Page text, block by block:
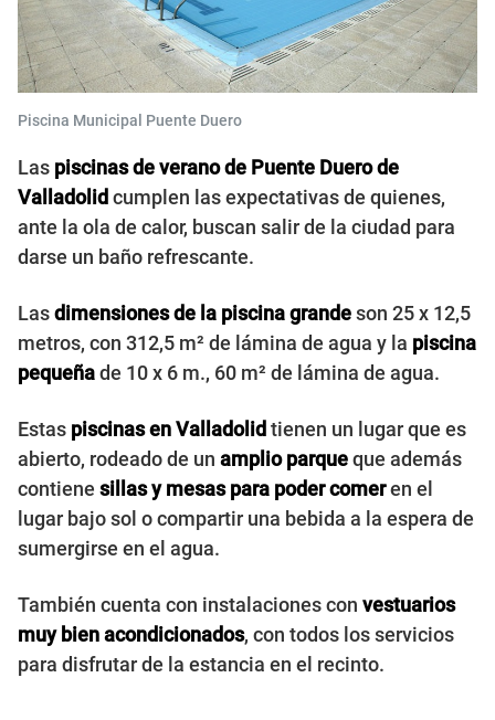
Piscina Municipal Puente Duero
Las piscinas de veranode Puente Duero de
Valladolid cumplen las expectativas de quienes,
ante la ola de calor, buscan salir de la ciudad para
darse un baño refrescante.
Lasdimensiones de la piscina grandeson 25 x 12,5
metros, con 312,5 m² de lámina de agua y la piscina
pequeñade 10 x 6 m., 60 m² de lámina de agua.
Estas piscinas en Valladolid tienen un lugar que es
abierto, rodeado de un amplio parqueque además
contiene sillas y mesas para poder comeren el
lugar bajo sol o compartir una bebida a la espera de
sumergirse en el agua.
También cuenta con instalaciones con vestuarios
muy bien acondicionados, con todos los servicios
para disfrutar de la estancia en el recinto.